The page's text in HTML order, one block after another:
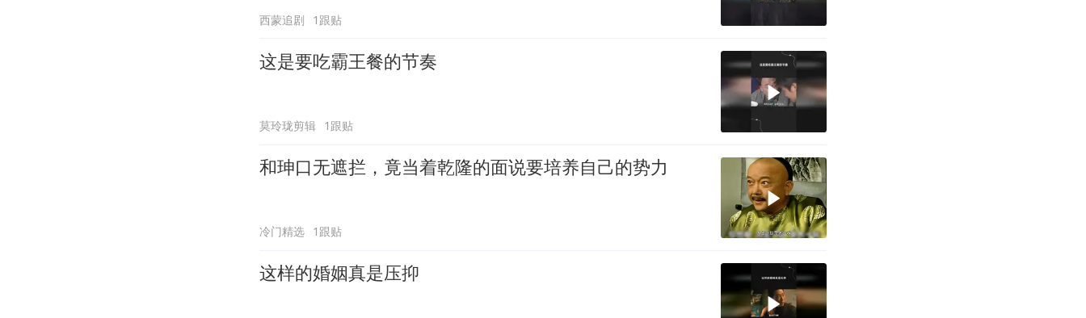
西蒙追剧 1跟贴
这是要吃霸王餐的节奏
莫玲珑剪辑 1跟贴
和珅口无遮拦，竟当着乾隆的面说要培养自己的势力
冷门精选 1跟贴
这样的婚姻真是压抑